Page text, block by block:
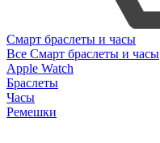
Смарт браслеты и часы
Все Смарт браслеты и часы
Apple Watch
Браслеты
Часы
Ремешки